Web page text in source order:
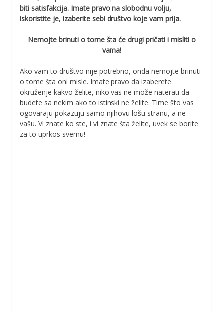
biti satisfakcija. Imate pravo na slobodnu volju,
iskoristite je, izaberite sebi društvo koje vam prija.
Nemojte brinuti o tome šta će drugi pričati i misliti o
vama!
Ako vam to društvo nije potrebno, onda nemojte brinuti
o tome šta oni misle. Imate pravo da izaberete
okruženje kakvo želite, niko vas ne može naterati da
budete sa nekim ako to istinski ne želite. Time što vas
ogovaraju pokazuju samo njihovu lošu stranu, a ne
vašu. Vi znate ko ste, i vi znate šta želite, uvek se borite
za to uprkos svemu!